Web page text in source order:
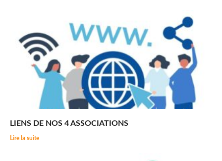
LIENS DE NOS 4 ASSOCIATIONS
Lire la suite